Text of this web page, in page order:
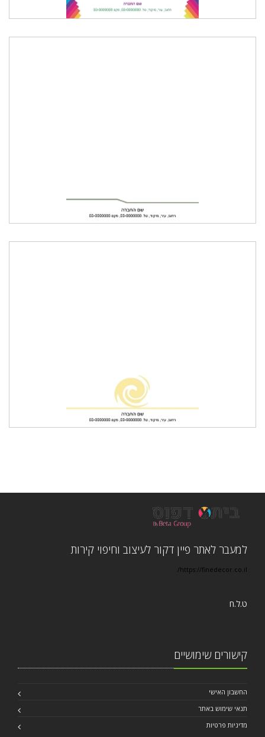
למעבר לאתר פיין דקור לעיצוב וחיפוי קירות
https://finedecor.co.il/
ט.ל.ח
קישורים שימושיים
החשבון האישי
תנאי שימוש באתר
מדיניות פרטיות